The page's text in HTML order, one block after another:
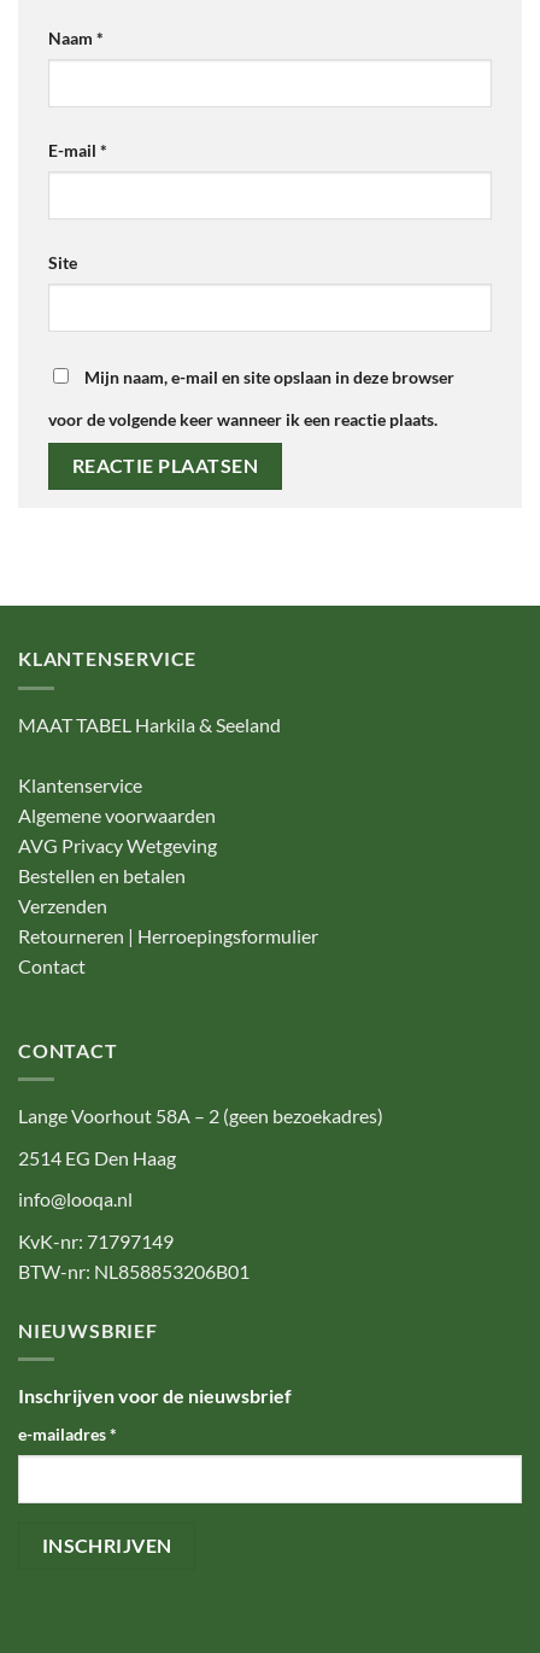
Naam *
E-mail *
Site
Mijn naam, e-mail en site opslaan in deze browser
voor de volgende keer wanneer ik een reactie plaats.
KLANTENSERVICE
MAAT TABEL Harkila & Seeland
Klantenservice
Algemene voorwaarden
AVG Privacy Wetgeving
Bestellen en betalen
Verzenden
Retourneren | Herroepingsformulier
Contact
CONTACT
Lange Voorhout 58A – 2 (geen bezoekadres)
2514 EG Den Haag
info@looqa.nl
KvK-nr: 71797149
BTW-nr: NL858853206B01
NIEUWSBRIEF
Inschrijven voor de nieuwsbrief
e-mailadres*